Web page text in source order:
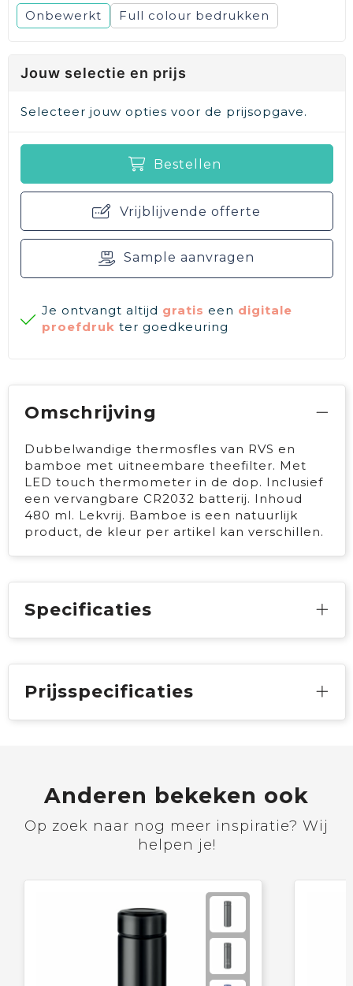
Onbewerkt
Full colour
Jouw selectie en prijs
Selecteer jouw opties voor de prijsopgave.
Bestellen
Vrijblijvende offerte
Sample aanvragen
Je ontvangt altijd gratis een digitale
proefdruk ter goedkeuring
Omschrijving
Dubbelwandige thermosfles van RVS en
bamboe met uitneembare theefilter. Met
LED touch thermometer in de dop. Inclusief
een vervangbare CR2032 batterij. Inhoud
480 ml. Lekvrij. Bamboe is een natuurlijk
product, de kleur per artikel kan verschillen.
Specificaties
Prijsspecificaties
Anderen bekeken ook
Op zoek naar nog meer inspiratie? Wij
helpen je!